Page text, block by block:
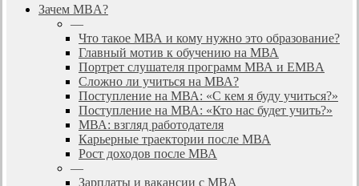
search
Menu
Зачем MBA?
—
Что такое МВА и кому нужно это образование?
Главный мотив к обучению на МВА
Портрет слушателя программ МВА и EMBA
Сложно ли учиться на МВА?
Поступление на МВА: «С кем я буду учиться?»
Поступление на МВА: «Кто нас будет учить?»
МВА: взгляд работодателя
Карьерные траектории после МВА
Рост доходов после МВА
—
Зарплаты и вакансии с MBA